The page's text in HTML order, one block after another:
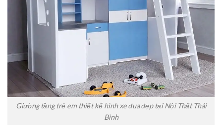
Giường tầng trẻ em thiết kế hình xe đua đẹp tại Nội Thất Thái
Bình